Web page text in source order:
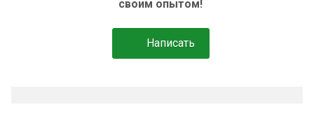
своим опытом!
Написать